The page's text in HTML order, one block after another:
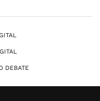
DEBATE